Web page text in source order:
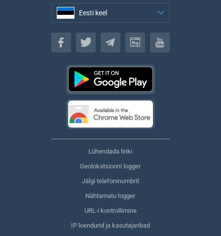
Eesti keel
Eesti keel
Lühendada linki
Geolokatsiooni logger
Jälgi telefoninumbrit
Nähtamatu logger
URL-i kontrollimine
IP loendurid ja kasutajaribad